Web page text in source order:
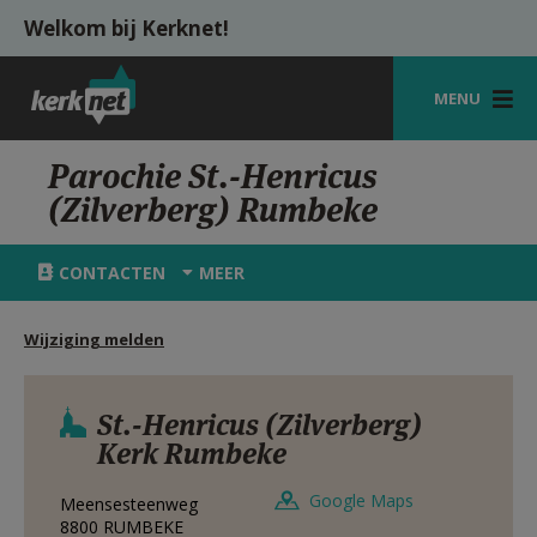
Overslaan en naar de inhoud gaan
Welkom bij Kerknet!
MENU
STARTPAGINA
KERK
VIERINGEN
HULP
MIJN PAROCHIE
AANMELDEN OF REGISTREREN
Parochie St.-Henricus
(Zilverberg) Rumbeke
CONTACTEN MEER
Wijziging melden
St.-Henricus (Zilverberg)
Kerk Rumbeke
Meensesteenweg
8800 RUMBEKE
Google Maps